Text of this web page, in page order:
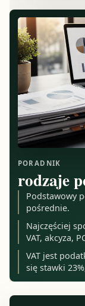
PORADNIK
rodzaje
Podstawowy
pośrednie.
Najczęściej
VAT, akcyza,
VAT jest
się stawki